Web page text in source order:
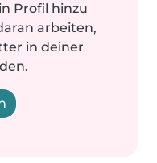
Profil hinzu
arbeiten,
in deiner